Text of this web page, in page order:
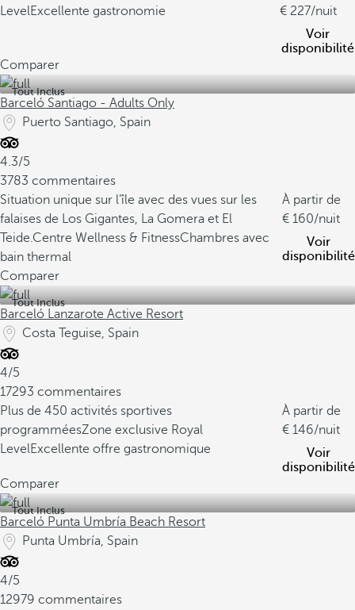
LevelExcellente gastronomie
227/nuit
Voir
disponibilité
Comparer
Tout Inclus
Barceló Santiago - Adults Only
Puerto Santiago, Spain
4.3/5
3783 commentaires
Situation unique sur l’île avec des vues sur les
falaises de Los Gigantes, La Gomera et El
Teide.Centre Wellness & FitnessChambres avec
bain thermal
À partir de
160/nuit
Voir
disponibilité
Comparer
Tout Inclus
Barceló Lanzarote Active Resort
Costa Teguise, Spain
4/5
17293 commentaires
Plus de 450 activités sportives
programméesZone exclusive Royal
LevelExcellente offre gastronomique
À partir de
146/nuit
Voir
disponibilité
Comparer
Tout Inclus
Barceló Punta Umbría Beach Resort
Punta Umbría, Spain
4/5
12979 commentaires